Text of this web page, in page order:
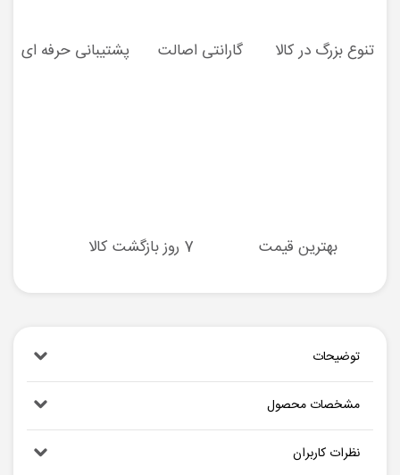
تنوع بزرگ در کالا گارانتی اصالت پشتیبانی حرفه ای
بهترین قیمت 7 روز بازگشت کالا
توضیحات
مشخصات محصول
نظرات کاربران